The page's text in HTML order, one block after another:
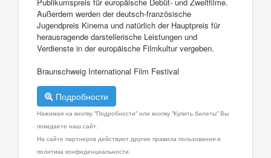
Außerdem werden der deutsch-französische
Jugendpreis Kinema und natürlich der Hauptpreis für
herausragende darstellerische Leistungen und
Verdienste in der europäische Filmkultur vergeben.
Braunschweig International Film Festival
Подробности
Нажимая на кнопку "Подробности" или кнопку "Купить билеты" Вы
покидаете наш сайт.
На сайте партнеров действуют другие правила пользования и
политика конфиденциальности.